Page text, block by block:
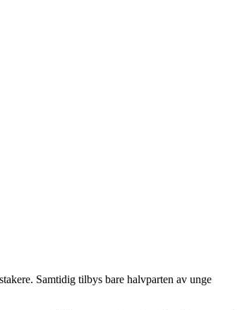
Samtidig tilbys bare halvparten av unge